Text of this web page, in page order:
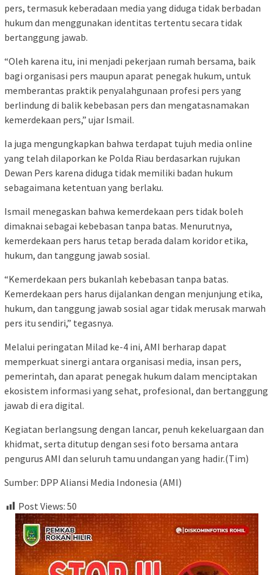
pers, termasuk keberadaan media yang diduga tidak berbadan
hukum dan menggunakan identitas tertentu secara tidak
bertanggung jawab.
“Oleh karena itu, ini menjadi pekerjaan rumah bersama, baik
bagi organisasi pers maupun aparat penegak hukum, untuk
memberantas praktik penyalahgunaan profesi pers yang
berlindung di balik kebebasan pers dan mengatasnamakan
kemerdekaan pers,” ujar Ismail.
Ia juga mengungkapkan bahwa terdapat tujuh media online
yang telah dilaporkan ke Polda Riau berdasarkan rujukan
Dewan Pers karena diduga tidak memiliki badan hukum
sebagaimana ketentuan yang berlaku.
Ismail menegaskan bahwa kemerdekaan pers tidak boleh
dimaknai sebagai kebebasan tanpa batas. Menurutnya,
kemerdekaan pers harus tetap berada dalam koridor etika,
hukum, dan tanggung jawab sosial.
“Kemerdekaan pers bukanlah kebebasan tanpa batas.
Kemerdekaan pers harus dijalankan dengan menjunjung etika,
hukum, dan tanggung jawab sosial agar tidak merusak marwah
pers itu sendiri,” tegasnya.
Melalui peringatan Milad ke-4 ini, AMI berharap dapat
memperkuat sinergi antara organisasi media, insan pers,
pemerintah, dan aparat penegak hukum dalam menciptakan
ekosistem informasi yang sehat, profesional, dan bertanggung
jawab di era digital.
Kegiatan berlangsung dengan lancar, penuh kekeluargaan dan
khidmat, serta ditutup dengan sesi foto bersama antara
pengurus AMI dan seluruh tamu undangan yang hadir.(Tim)
Sumber: DPP Aliansi Media Indonesia (AMI)
Post Views: 50